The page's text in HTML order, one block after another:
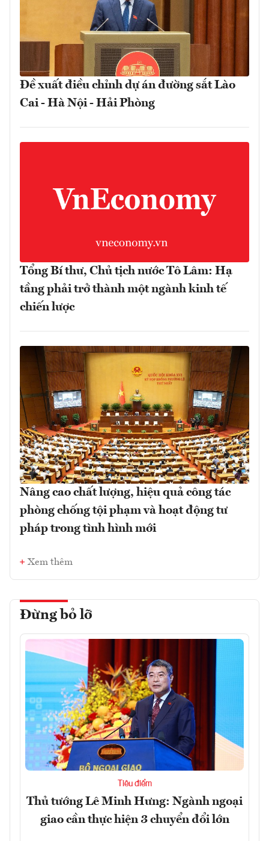
Đề xuất điều chỉnh dự án đường sắt Lào
Cai - Hà Nội - Hải Phòng
Tổng Bí thư, Chủ tịch nước Tô Lâm: Hạ
tầng phải trở thành một ngành kinh tế
chiến lược
Nâng cao chất lượng, hiệu quả công tác
phòng chống tội phạm và hoạt động tư
pháp trong tình hình mới
Xem thêm
Đừng bỏ lỡ
Tiêu điểm
Thủ tướng Lê Minh Hưng: Ngành ngoại
giao cần thực hiện 3 chuyển đổi lớn